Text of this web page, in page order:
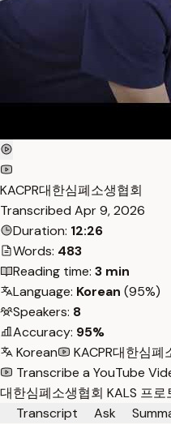
KACPR대한심폐소생협회
Transcribed Apr 9, 2026
Duration: 12:26
Words: 483
Reading time: 3 min
Language: Korean (95%)
Speakers: 8
Accuracy: 95%
Korean
KACPR대한심폐
Transcribe a YouTube
대한심폐소생협회 KALS 프
Transcript
Ask